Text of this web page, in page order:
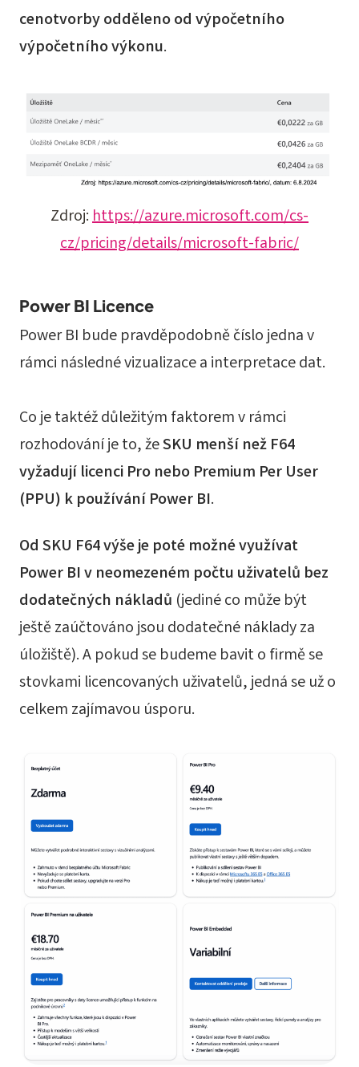
cenotvorby odděleno od výpočetního
výpočetního výkonu.
Zdroj:https://azure.microsoft.com/cs-
cz/pricing/details/microsoft-fabric/
Power BI Licence
Power BI bude pravděpodobně číslo jedna v
rámci následné vizualizace a interpretace dat.
Co je taktéž důležitým faktorem v rámci
rozhodování je to, žeSKU menší než F64
vyžadují licenci Pro nebo Premium Per User
(PPU) k používání Power BI.
Od SKU F64 výše je poté možné využívat
Power BI v neomezeném počtu uživatelů bez
dodatečných nákladů (jediné co může být
ještě zaúčtováno jsou dodatečné náklady za
úložiště). A pokud se budeme bavit o firmě se
stovkami licencovaných uživatelů, jedná se už o
celkem zajímavou úsporu.